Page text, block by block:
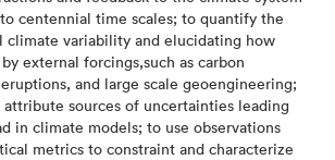
centennial time scales; to quantify the
climate variability and elucidating how
external forcings,such as carbon
and large scale geoengineering;
sources of uncertainties leading
in climate models; to use observations
metrics to constraint and characterize